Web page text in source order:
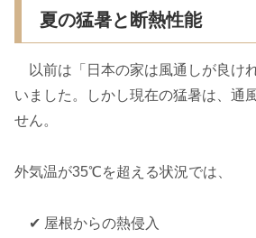
夏の猛暑と断熱性能
以前は「日本の家は風通しが良け
いました。しかし現在の猛暑は、通
せん。
外気温が35℃を超える状況では、
✔ 屋根からの熱侵入